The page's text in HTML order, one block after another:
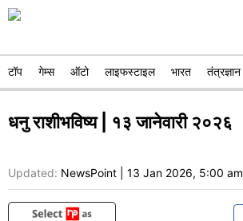
टॉप गेम्स ऑटो लाइफस्टाइल भारत तंत्रज्ञान
धनु राशीभविष्य | १३ जानेवारी २०२६
Updated: NewsPoint 13 Jan 2026, 5:00 am